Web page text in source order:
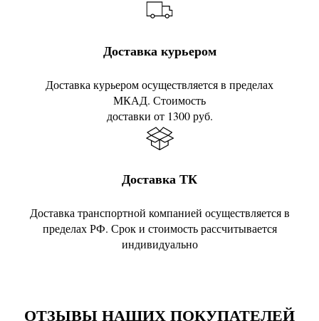
Доставка курьером
Доставка курьером осуществляется в пределах
МКАД. Стоимость
доставки от 1300 руб.
Доставка ТК
Доставка транспортной компанией осуществляется в
пределах РФ. Срок и стоимость рассчитывается
индивидуально
ОТЗЫВЫ НАШИХ ПОКУПАТЕЛЕЙ